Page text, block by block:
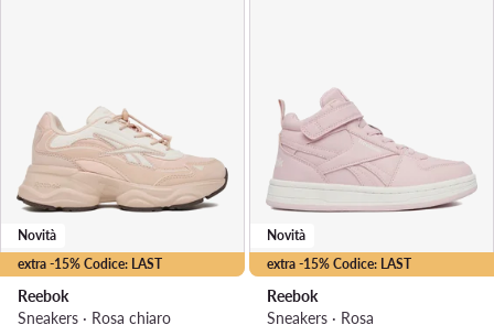
extra -15% Codice: LAST
Novità
Reebok
Sneakers · Rosa chiaro
extra -15% Codice: LAST
Novità
Reebok
Sneakers · Rosa